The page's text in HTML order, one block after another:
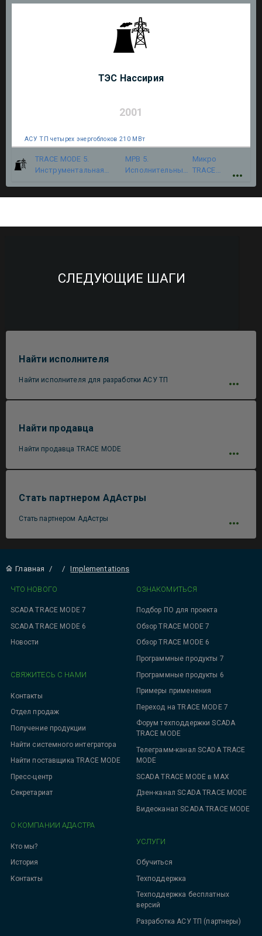
ТЭС Нассирия
2001
АСУ ТП четырех энергоблоков 210 МВт
TRACE MODE 5.
Инструментальная
МРВ 5.
Исполнительный
Микро
TRACE
СЛЕДУЮЩИЕ ШАГИ
Найти исполнителя
Найти исполнителя для разработки АСУ ТП
Найти продавца
Найти продавца TRACE MODE
Стать партнером АдАстры
Стать партнером АдАстры
Главная / / Implementations
ЧТО НОВОГО
SCADA TRACE MODE 7
SCADA TRACE MODE 6
Новости
ОЗНАКОМИТЬСЯ
Подбор ПО для проекта
Обзор TRACE MODE 7
Обзор TRACE MODE 6
Программные продукты 7
Программные продукты 6
Примеры применения
Переход на TRACE MODE 7
Форум техподдержки SCADA
TRACE MODE
Телеграмм-канал SCADA TRACE
MODE
SCADA TRACE MODE в MAX
Дзен-канал SCADA TRACE MODE
Видеоканал SCADA TRACE MODE
УСЛУГИ
Обучиться
Техподдержка
Техподдержка бесплатных
версий
Разработка АСУ ТП (партнеры)
СВЯЖИТЕСЬ С НАМИ
Контакты
Отдел продаж
Получение продукции
Найти системного интегратора
Найти поставщика TRACE MODE
Пресс-центр
Секретариат
О КОМПАНИИ АДАСТРА
Кто мы?
История
Контакты